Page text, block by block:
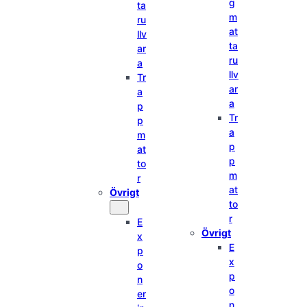
ta
ru
llv
ar
a
Tr
a
p
p
m
at
to
r
Övrigt
E
x
p
o
n
er
g
m
at
ta
ru
llv
ar
a
Tr
a
p
p
m
at
to
r
Övrigt
E
x
p
o
n